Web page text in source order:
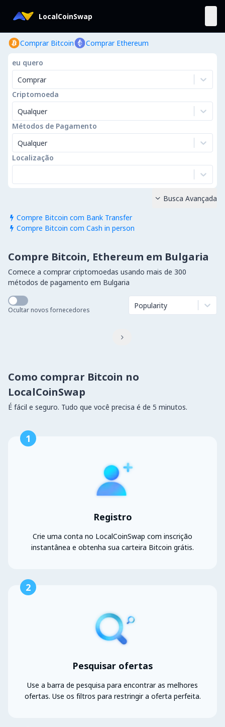
LocalCoinSwap
Comprar Bitcoin Comprar Ethereum
eu quero
Comprar
Criptomoeda
Qualquer
Métodos de Pagamento
Qualquer
Localização
 Compre Bitcoin com Bank Transfer
 Compre Bitcoin com Cash in person
 Busca Avançada
Compre Bitcoin, Ethereum em Bulgaria
Comece a comprar criptomoedas usando mais de 300
métodos de pagamento em Bulgaria
Ocultar novos fornecedores Popularity

Como comprar Bitcoin no
LocalCoinSwap
É fácil e seguro. Tudo que você precisa é de 5 minutos.
1
Registro
Crie uma conta no LocalCoinSwap com inscrição
instantânea e obtenha sua carteira Bitcoin grátis.
2
Pesquisar ofertas
Use a barra de pesquisa para encontrar as melhores
ofertas. Use os filtros para restringir a oferta perfeita.